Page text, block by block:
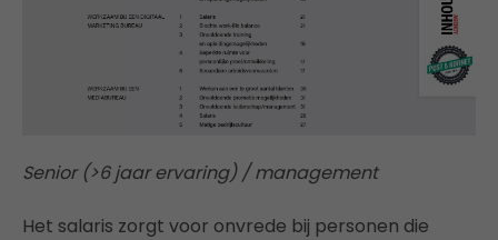
Senior (>6 jaar ervaring) / management
Het salaris zorgt voor onvrede bij personen die